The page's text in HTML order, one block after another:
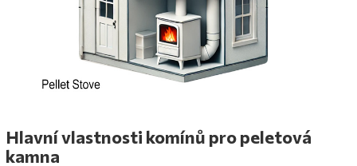
Hlavní vlastnosti komínů pro peletová
kamna